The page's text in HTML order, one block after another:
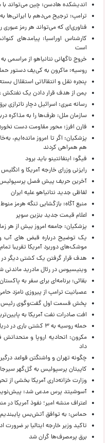
اندیشکده هادسن: چین می‌تواند
ترامپ: ترجیح می‌دهم با ایرانی‌‌ها
فناوری‌ای که می‌تواند هر رمز عبوری
کارشناس اوراسیا: پیامدهای
است
خروج ناگهانی نتانیاهو از مراسمی
روسیه: ماکرون به کی‌یف دستور
پنجره‌ نقل و انتقالاتی استقلال
یمن از هدف قرار دادن یک نفتکش
رسانه عبری: اسرائیل دچار ناترازی
سازمان ملل: طرف‌ها را به مذاکره
فارن افرز: محور مقاومت دست
پزشکیان: اگر تا امروز مانده‌ایم،
هم همراهی کردند
فیگو: اینفانتینو باید برود
رایزنی وزرای خارجه آمریکا و انگلیس
آخرین حریف پیش فصل
لفاظی جدید نتانیاهو علیه ایران
منبع آگاه: بازگشایی تنگه هرمز
اعلام قیمت جدید بنزین سوپر
پزشکیان: جامعه امروز بیش از هر
یک توضیح درباره قبض های آب و
موشک‌های دوربرد آمریکا تقریبا
هدف قرار گرفتن یک کشتی دیگر
وینیسیوس در رئال مادرید ماندنی
بقائی: برنامه‌ای برای سفر به
عصبانیت ترامپ از پیروزی نامزد
پخش قسمت اول گفت‌وگوی
افت صادرات نفت آمریکا به پایین‌ترین حجم
حمله روسیه به ۳ کشتی باری در دریای سیاه
مکرون: اتحادیه اروپا و
داد
چگونه تهران و واشنگتن قواعد
کاپیتان پرسپولیس به گل‌گهر
وزارت خزانه‌داری آمریکا بخشی از
آسوشیتد پرس مدعی شد: پیش‌نویس
اعتراف منشه امیر؛ نفوذ آمریکا در
حماس: به توافق آتش‌بس پایبندیم/
تاکید وزیر خارجه ایتالیا بر
برق پرمصرف‌ها گران شد